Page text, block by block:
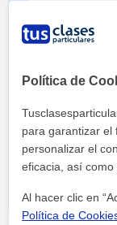
Al hacer clic,
Política de
para garantizar el
personalizar el
eficacia, así como
Al hacer clic en
Política de